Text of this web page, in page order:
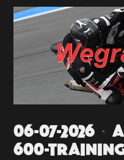
06-07-2026 |
600-